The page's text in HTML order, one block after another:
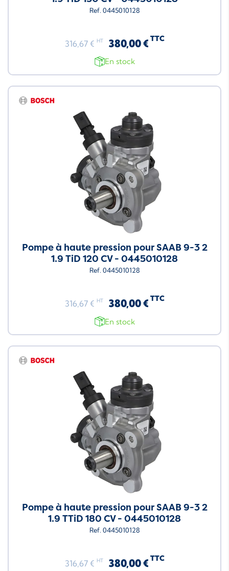
Ref. 0445010128
316,67 € HT 380,00 € TTC
En stock
Pompe à haute pression pour SAAB 9-3 2
1.9 TiD 120 CV - 0445010128
Ref. 0445010128
316,67 € HT 380,00 € TTC
En stock
Pompe à haute pression pour SAAB 9-3 2
1.9 TTiD 180 CV - 0445010128
Ref. 0445010128
316,67 € HT 380,00 € TTC